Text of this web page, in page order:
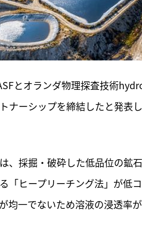
とオランダ物理探査技術
ナーシップを締結したと発表
、採掘・破砕した低品位の鉱
「ヒープリーチング法」が低
均一でないため溶液の浸透率